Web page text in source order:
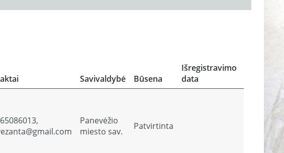
Savivaldybė Būsena
Išregistravimo
data
Panevėžio
miesto sav.
Patvirtinta